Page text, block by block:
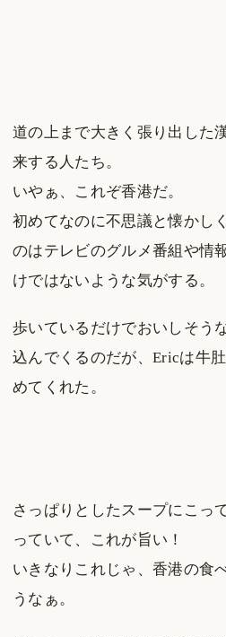
道の上まで大きく張り出した
来する人たち。
いやぁ、これぞ香港だ。
初めてなのに不思議と懐かし
のはテレビのグルメ番組や情
けではないような気がする。
歩いているだけでおいしそう
込んでくるのだが、Ericは牛
めてくれた。
さっぱりとしたスープにこっ
っていて、これが旨い！
いきなりこれじゃ、香港の食
うなぁ。